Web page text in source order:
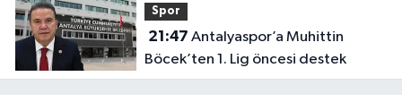
Spor
21:47
Böcek’ten 1. Lig öncesi destek